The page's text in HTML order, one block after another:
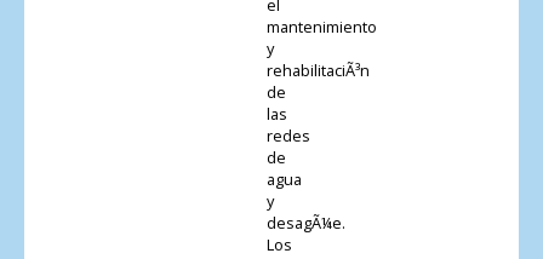
el
mantenimiento
y
rehabilitaciÃ³n
de
las
redes
de
agua
y
desagÃ¼e.
Los